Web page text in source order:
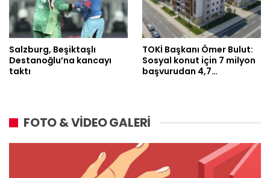
Salzburg, Beşiktaşlı
Destanoğlu’na kancayı
taktı
TOKİ Başkanı Ömer Bulut:
Sosyal konut için 7 milyon
başvurudan 4,7…
FOTO & VİDEO GALERİ